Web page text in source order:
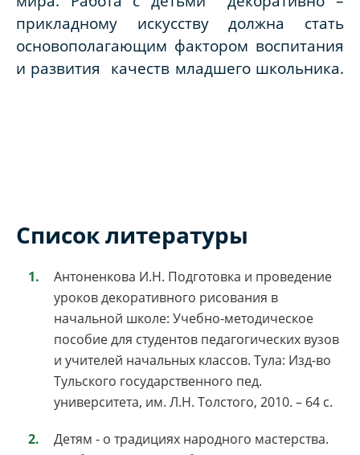
прикладному искусству должна стать
основополагающим фактором воспитания
и развития качеств младшего школьника.
Список литературы
Антоненкова И.Н. Подготовка и проведение
уроков декоративного рисования в
начальной школе: Учебно-методическое
пособие для студентов педагогических вузов
и учителей начальных классов. Тула: Изд-во
Тульского государственного пед.
университета, им. Л.Н. Толстого, 2010. – 64 c.
Детям - о традициях народного мастерства.